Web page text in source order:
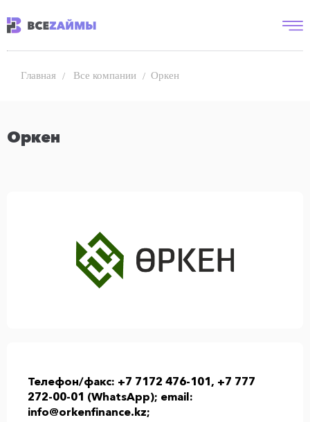
Главная Все компании Оркен
Оркен
Телефон/факс: +7 7172 476-101, +7 777
272-00-01 (WhatsApp); email:
info@orkenfinance.kz;